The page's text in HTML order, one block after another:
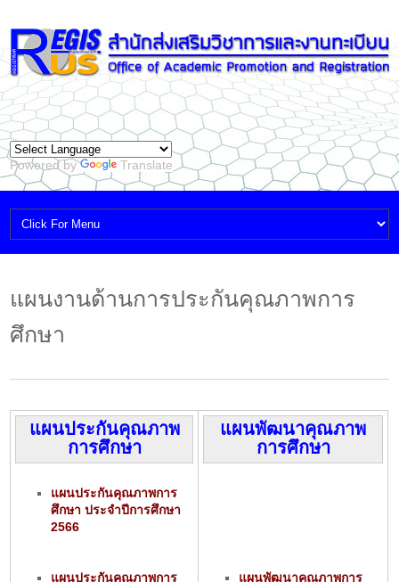
Powered by Translate
แผนงานด้านการประกันคุณภาพการ
ศึกษา
แผนประกันคุณภาพ
การศึกษา
แผนพัฒนาคุณภาพ
การศึกษา
แผนประกันคุณภาพการ
ศึกษา ประจำปีการศึกษา
2566
แผนประกันคุณภาพการ
แผนพัฒนาคุณภาพการ